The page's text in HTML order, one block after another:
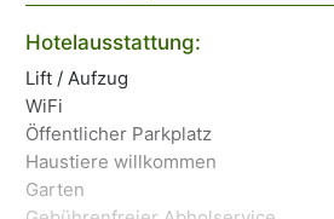
Hotelausstattung:
Lift / Aufzug
WiFi
Öffentlicher Parkplatz
Haustiere willkommen
Garten